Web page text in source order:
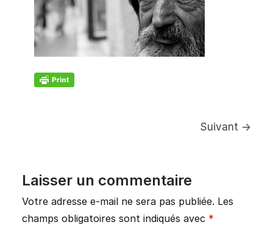
Suivant →
Laisser un commentaire
Votre adresse e-mail ne sera pas publiée. Les
champs obligatoires sont indiqués avec *